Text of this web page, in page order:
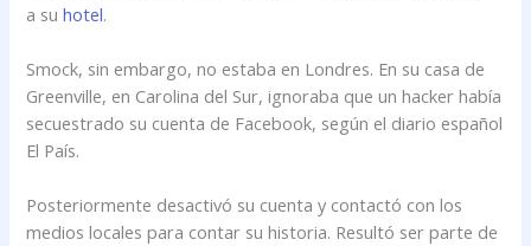
a suhotel.
Smock, sin embargo, no estaba en Londres. En su casa de
Greenville, en Carolina del Sur, ignoraba que un hacker había
secuestrado su cuenta de Facebook, según el diario español
El País.
Posteriormente desactivó su cuenta y contactó con los
medios locales para contar su historia. Resultó ser parte de